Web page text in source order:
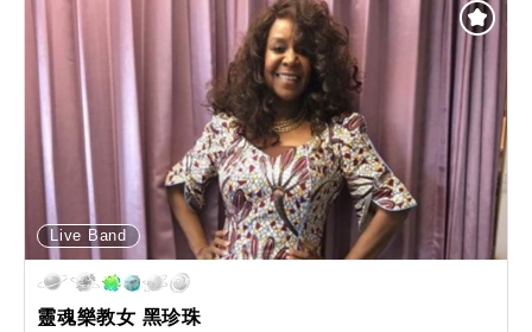
Live Band
靈魂樂教女 黑珍珠